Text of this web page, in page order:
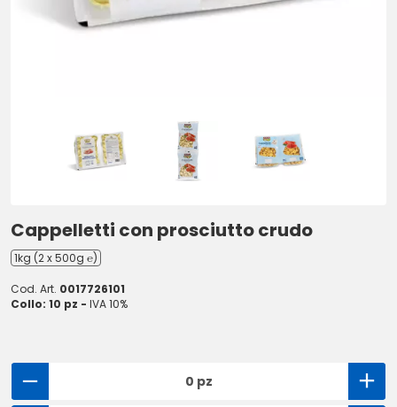
Cappelletti con prosciutto crudo
1kg (2 x 500g ℮)
Cod. Art. 0017726101
Collo: 10 pz - IVA 10%
0 pz